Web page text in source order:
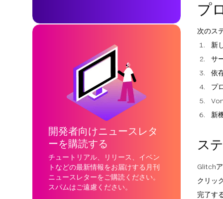
開発者向けニュースレタ
ーを購読する
チュートリアル、リリース、イベン
トなどの最新情報をお届けする月刊
ニュースレターをご購読ください。
スパムはご遠慮ください。
プ
次のス
新
サ
依
プ
新
ス
Glitch
クリッ
完了す